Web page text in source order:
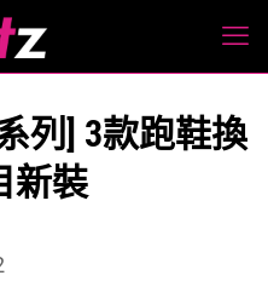
列] 3款跑鞋換
新裝